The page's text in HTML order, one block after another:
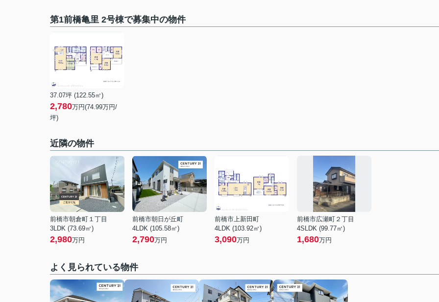
第1前橋亀里 2号棟で募集中の物件
37.07坪 (122.55㎡)
2,780万円(74.99万円/
坪)
近隣の物件
前橋市朝倉町１丁目
3LDK (73.69㎡)
2,980万円
前橋市朝日が丘町
4LDK (105.58㎡)
2,790万円
前橋市上新田町
4LDK (103.92㎡)
3,090万円
前橋市広瀬町２丁目
4SLDK (99.77㎡)
1,680万円
よく見られている物件